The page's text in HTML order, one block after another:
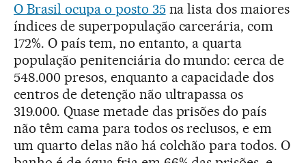
O Brasil ocupa o posto 35 na lista dos maiores
índices de superpopulação carcerária, com
172%. O país tem, no entanto, a quarta
população penitenciária do mundo: cerca de
548.000 presos, enquanto a capacidade dos
centros de detenção não ultrapassa os
319.000. Quase metade das prisões do país
não têm cama para todos os reclusos, e em
um quarto delas não há colchão para todos. O